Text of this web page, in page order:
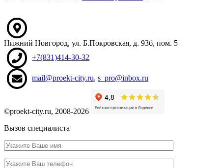
Нижний Новгород, ул. Б.Покровская, д. 93б, пом. 5
+7(831)414-30-32
mail@proekt-city.ru,s_pro@inbox.ru
©proekt-city.ru, 2008-2026
Вызов специалиста
Ваше
имя
Ваш